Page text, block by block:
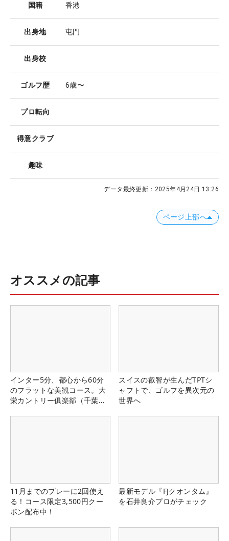
国籍 香港
出身地 屯門
出身校
ゴルフ歴 6歳〜
プロ転向
得意クラブ
趣味
データ最終更新： 2025年4月24日 13:26
ページ上部へ
オススメの記事
インター5分、都心から60分
のフラットな美観コース。大
栄カントリー俱楽部（千葉
スイスの叡智が生んだTPTシ
ャフトで、ゴルフを異次元の
世界へ
11月までのプレーに2回使え
る！コース限定3,500円クー
ポン配布中！
最新モデル『FJクオンタム』
を石井良介プロがチェック